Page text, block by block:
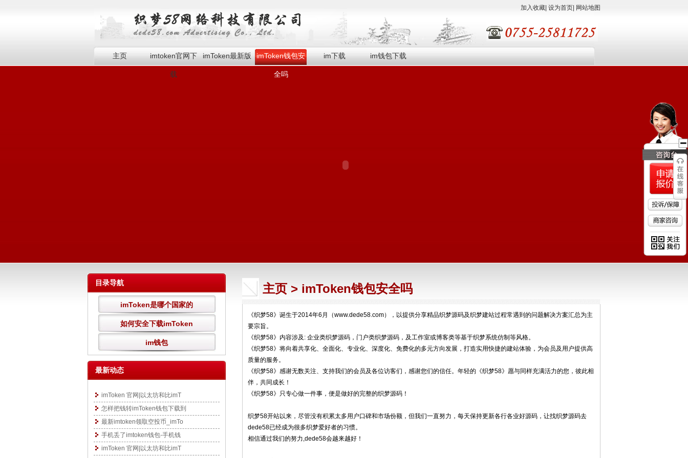
加入收藏 设为首页 网站地图
主页 imtoken官网下
载
imToken最新版 imToken钱包安
全吗
im下载 im钱包下载
目录导航
imToken是哪个国家的
如何安全下载imToken
im钱包
最新动态
imToken 官网|以太坊和比imT
怎样把钱转imToken钱包下载到
最新imtoken领取空投币_imTo
手机丢了imtoken钱包-手机钱
imToken 官网|以太坊和比imT
主页 > imToken钱包安全吗
《织梦58》诞生于2014年6月（www.dede58.com），以提供分享精品织梦源码及织梦建站过程常遇到的问题解决方案汇总为主
要宗旨。
《织梦58》内容涉及: 企业类织梦源码，门户类织梦源码，及工作室或博客类等基于织梦系统仿制等风格。
《织梦58》将向着共享化、全面化、专业化、深度化、免费化的多元方向发展，打造实用快捷的建站体验，为会员及用户提供高
质量的服务。
《织梦58》感谢无数关注、支持我们的会员及各位访客们，感谢您们的信任。年轻的《织梦58》愿与同样充满活力的您，彼此相
伴，共同成长！
《织梦58》只专心做一件事，便是做好的完整的织梦源码！
织梦58开站以来，尽管没有积累太多用户口碑和市场份额，但我们一直努力，每天保持更新各行各业好源码，让找织梦源码去
dede58已经成为很多织梦爱好者的习惯。
相信通过我们的努力,dede58会越来越好！